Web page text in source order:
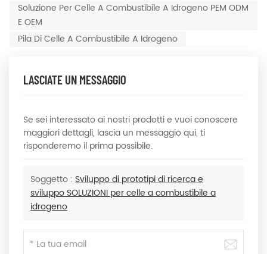
Soluzione Per Celle A Combustibile A Idrogeno PEM ODM
E OEM
Pila Di Celle A Combustibile A Idrogeno
LASCIATE UN MESSAGGIO
Se sei interessato ai nostri prodotti e vuoi conoscere
maggiori dettagli, lascia un messaggio qui, ti
risponderemo il prima possibile.
Soggetto : Sviluppo di prototipi di ricerca e
sviluppo SOLUZIONI per celle a combustibile a
idrogeno